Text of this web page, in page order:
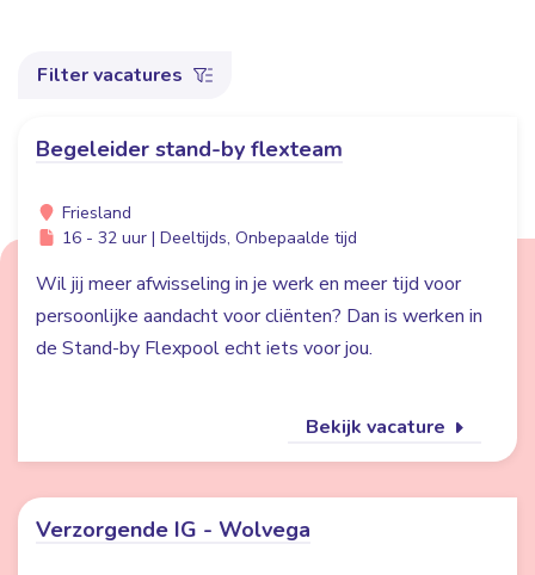
Filter vacatures
Begeleider stand-by flexteam
Friesland
16 - 32 uur | Deeltijds, Onbepaalde tijd
Wil jij meer afwisseling in je werk en meer tijd voor
persoonlijke aandacht voor cliënten? Dan is werken in
de Stand-by Flexpool echt iets voor jou.
Bekijk vacature
Verzorgende IG - Wolvega